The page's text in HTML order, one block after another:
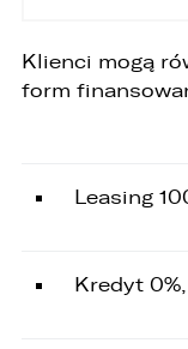
Klienci mogą
form
Leasing
Kredyt 0%,
jednocześnie